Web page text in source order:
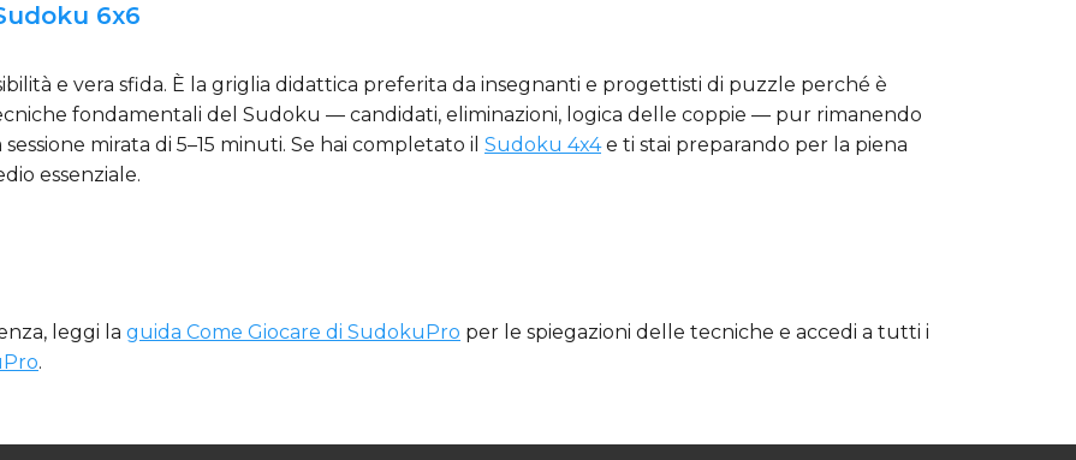
6x6
e vera sfida. È la griglia didattica preferita da insegnanti e progettisti di puzzle perché è
fondamentali del Sudoku — candidati, eliminazioni, logica delle coppie — pur rimanendo
mirata di 5–15 minuti. Se hai completato il Sudoku 4x4e ti stai preparando per la piena
essenziale.
leggi la guida Come Giocare di SudokuPro per le spiegazioni delle tecniche e accedi a tutti i
.